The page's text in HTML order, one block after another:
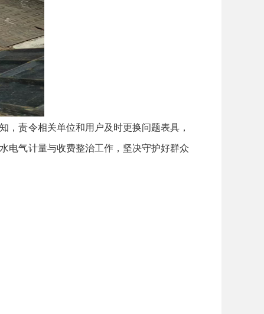
责令相关单位和用户及时更换问题表具，
电气计量与收费整治工作，坚决守护好群众